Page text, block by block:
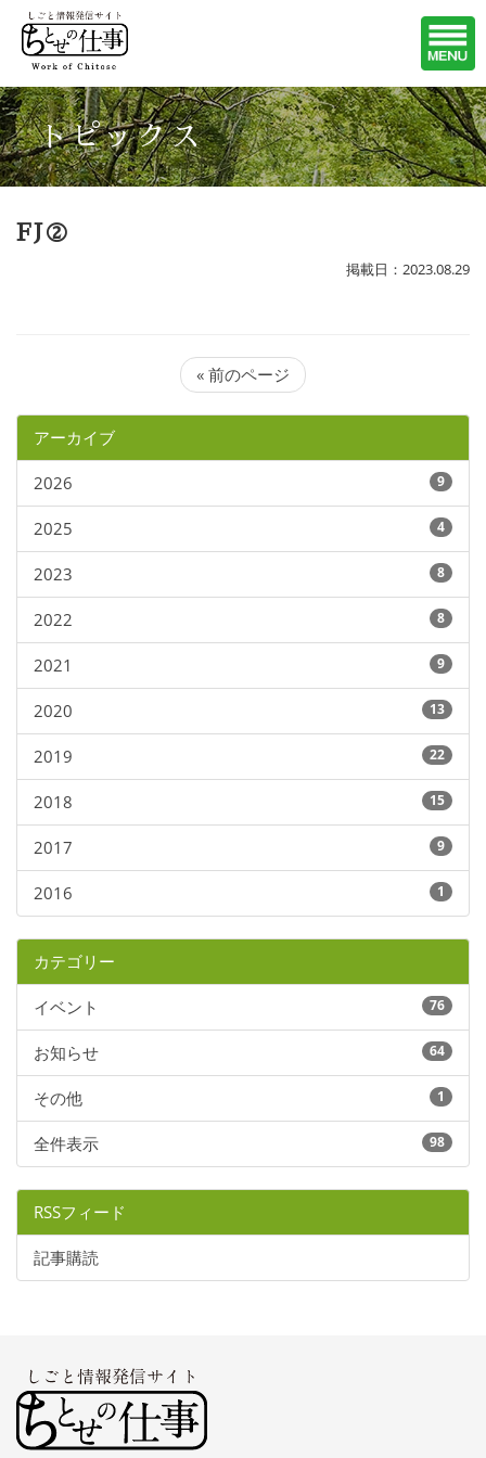
トピックス
FJ②
掲載日：2023.08.29
« 前のページ
アーカイブ
2026 9
2025 4
2023 8
2022 8
2021 9
2020 13
2019 22
2018 15
2017 9
2016 1
カテゴリー
イベント 76
お知らせ 64
その他 1
全件表示 98
RSSフィード
記事購読